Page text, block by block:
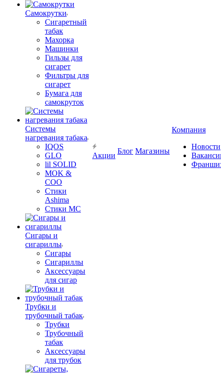
Самокрутки
Сигаретный
табак
Махорка
Машинки
Гильзы для
сигарет
Фильтры для
сигарет
Бумага для
самокруток
Системы
нагревания табака
IQOS
GLO
lil SOLID
MOK &
COO
Стики
Ashima
Стики MC
Сигары и
сигариллы
Сигары
Сигариллы
Аксессуары
для сигар
Трубки и
трубочный табак
Трубки
Трубочный
табак
Аксессуары
для трубок
Акции
Блог Магазины
Компания
Новости